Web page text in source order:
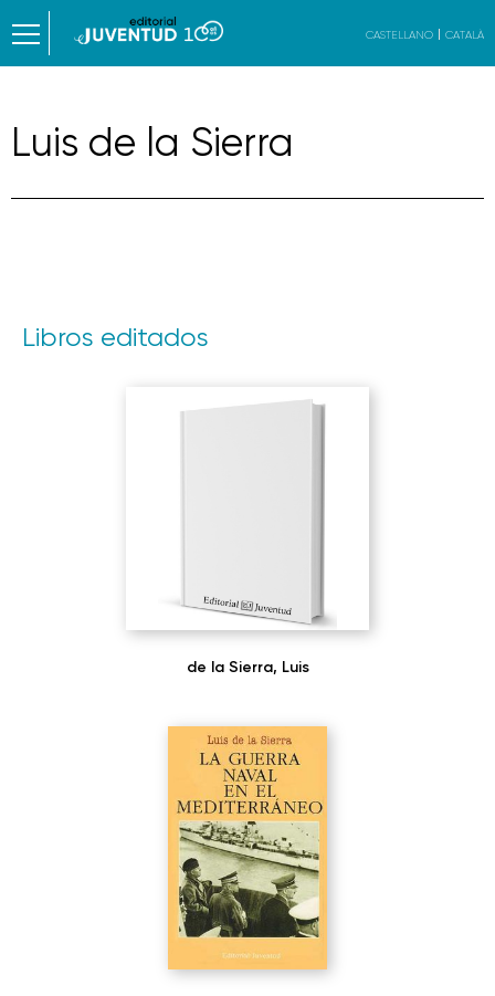
CASTELLANO CATALÀ
Luis de la Sierra
Libros editados
de la Sierra, Luis